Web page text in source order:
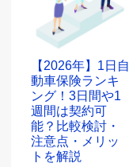
【2026年】1日自
動車保険ランキ
ング！3日間や1
週間は契約可
能？比較検討・
注意点・メリッ
トを解説